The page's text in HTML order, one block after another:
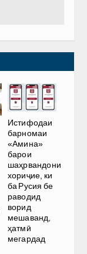
Истифодаи
барномаи
«Амина»
барои
шаҳрвандони
хориҷие, ки
ба Русия бе
раводид
ворид
мешаванд,
ҳатмӣ
мегардад